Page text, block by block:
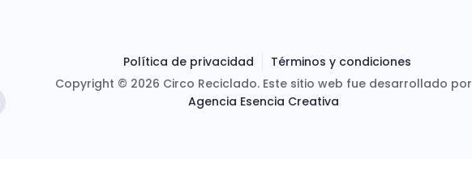
Política de privacidad
Términos y condiciones
Copyright © 2026 Circo Reciclado. Este sitio web fue desarrollado por
Agencia Esencia Creativa